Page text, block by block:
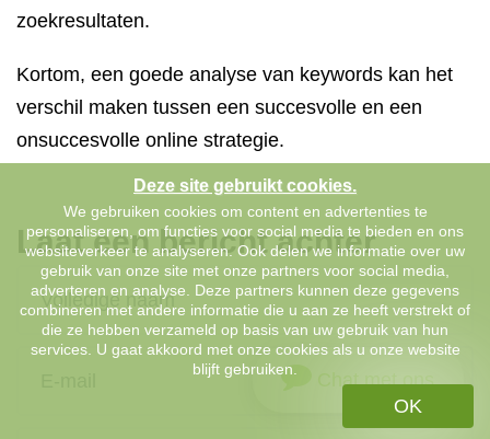
zoekresultaten.
Kortom, een goede analyse van keywords kan het
verschil maken tussen een succesvolle en een
onsuccesvolle online strategie.
Laat een bericht achter
Chat met ons
Deze site gebruikt cookies.
We gebruiken cookies om content en advertenties te
personaliseren, om functies voor social media te bieden en ons
websiteverkeer te analyseren. Ook delen we informatie over uw
gebruik van onze site met onze partners voor social media,
adverteren en analyse. Deze partners kunnen deze gegevens
combineren met andere informatie die u aan ze heeft verstrekt of
die ze hebben verzameld op basis van uw gebruik van hun
services. U gaat akkoord met onze cookies als u onze website
blijft gebruiken.
OK